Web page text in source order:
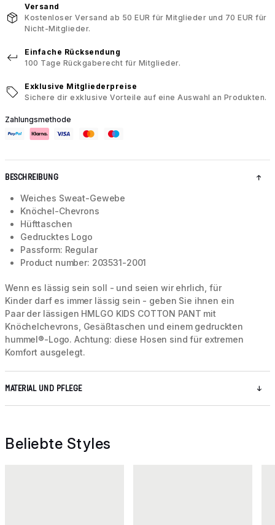
Versand
Kostenloser Versand ab 50 EUR für Mitglieder und 70 EUR für
Nicht-Mitglieder.
Einfache Rücksendung
100 Tage Rückgaberecht für Mitglieder.
Exklusive Mitgliederpreise
Sichere dir exklusive Vorteile auf eine Auswahl an Produkten.
Zahlungsmethode
BESCHREIBUNG
Weiches Sweat-Gewebe
Knöchel-Chevrons
Hüfttaschen
Gedrucktes Logo
Passform: Regular
Product number: 203531-2001
Wenn es lässig sein soll - und seien wir ehrlich, für
Kinder darf es immer lässig sein - geben Sie ihnen ein
Paar der lässigen HMLGO KIDS COTTON PANT mit
Knöchelchevrons, Gesäßtaschen und einem gedruckten
hummel®-Logo. Achtung: diese Hosen sind für extremen
Komfort ausgelegt.
MATERIAL UND PFLEGE
Beliebte Styles